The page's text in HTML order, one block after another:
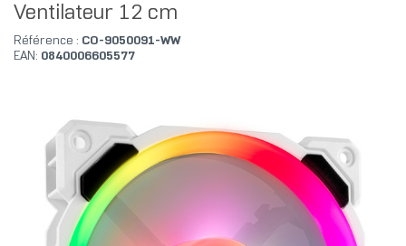
Ventilateur 12 cm
Référence : CO-9050091-WW
EAN: 0840006605577